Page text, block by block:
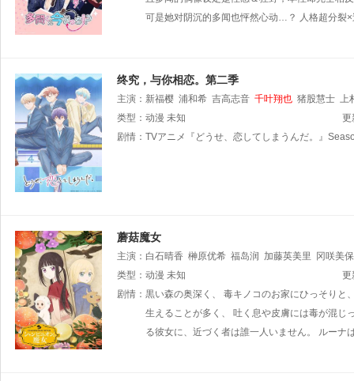
可是她对阴沉的多闻也怦然心动…？ 人格超分裂
终究，与你相恋。第二季
主演： 新福樱 浦和希 吉高志音 千叶翔也 猪股慧士 上
类型： 动漫 未知
更
剧情： TVアニメ『どうせ、恋してしまうんだ。』
蘑菇魔女
主演： 白石晴香 榊原优希 福岛润 加藤英美里
冈咲美保
类型： 动漫 未知
更
剧情： 黒い森の奥深く、 毒キノコのお家にひっそりと
生えることが多く、 吐く息や皮膚には毒が混じ
る彼女に、近づく者は誰一人いません。 ルー